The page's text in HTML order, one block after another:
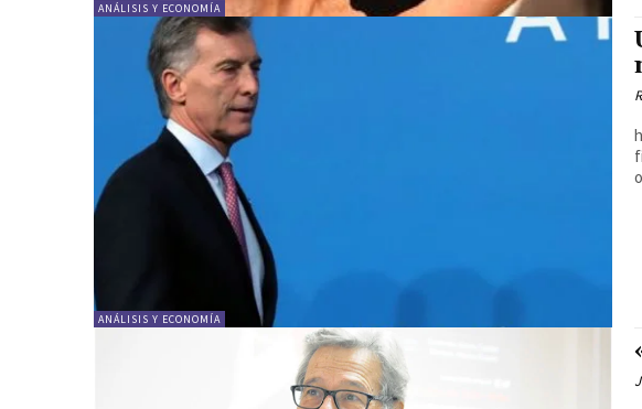
ANÁLISIS Y ECONOMÍA
ANÁLISIS Y ECONOMÍA